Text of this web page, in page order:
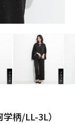
柄/LL-3L）